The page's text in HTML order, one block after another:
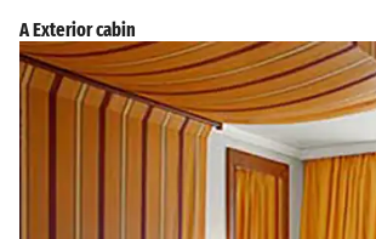
A Exterior cabin